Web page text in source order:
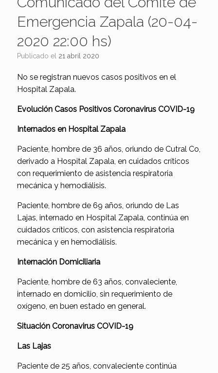
Emergencia Zapala (20-04-
2020 22:00 hs)
Publicado el 21 abril 2020
No se registran nuevos casos positivos en el
Hospital Zapala.
Evolución Casos Positivos Coronavirus COVID-19
Internados en Hospital Zapala
Paciente, hombre de 36 años, oriundo de Cutral Co,
derivado a Hospital Zapala, en cuidados críticos
con requerimiento de asistencia respiratoria
mecánica y hemodiálisis.
Paciente, hombre de 69 años, oriundo de Las
Lajas, internado en Hospital Zapala, continúa en
cuidados críticos, con asistencia respiratoria
mecánica y en hemodiálisis.
Internación Domiciliaria
Paciente, hombre de 63 años, convaleciente,
internado en domicilio, sin requerimiento de
oxígeno, en buen estado en general.
Situación Coronavirus COVID-19
Las Lajas
Paciente de 25 años, convaleciente continúa